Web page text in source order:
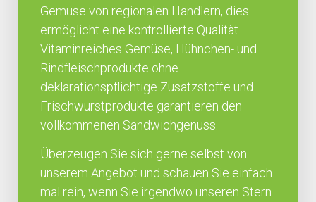
Gemüse von regionalen Händlern, dies
ermöglicht eine kontrollierte Qualität.
Vitaminreiches Gemüse, Hühnchen- und
Rindfleischprodukte ohne
deklarationspflichtige Zusatzstoffe und
Frischwurstprodukte garantieren den
vollkommenen Sandwichgenuss.
Überzeugen Sie sich gerne selbst von
unserem Angebot und schauen Sie einfach
mal rein, wenn Sie irgendwo unseren Stern